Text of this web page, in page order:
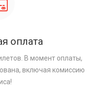
оплата
В момент оплаты,
включая комиссию